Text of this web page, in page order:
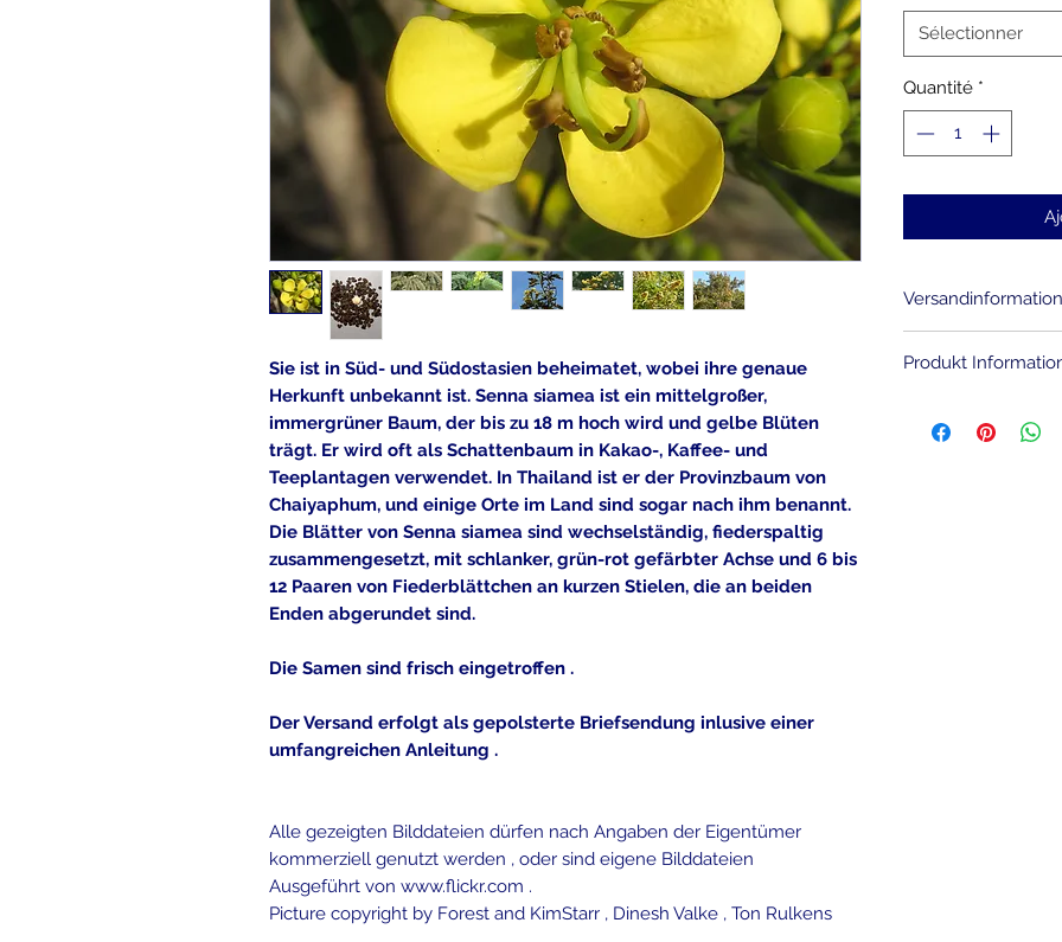
Sie ist in Süd- und Südostasien beheimatet, wobei ihre genaue
Herkunft unbekannt ist. Senna siamea ist ein mittelgroßer,
immergrüner Baum, der bis zu 18 m hoch wird und gelbe Blüten
trägt. Er wird oft als Schattenbaum in Kakao-, Kaffee- und
Teeplantagen verwendet. In Thailand ist er der Provinzbaum von
Chaiyaphum, und einige Orte im Land sind sogar nach ihm benannt.
Die Blätter von Senna siamea sind wechselständig, fiederspaltig
zusammengesetzt, mit schlanker, grün-rot gefärbter Achse und 6 bis
12 Paaren von Fiederblättchen an kurzen Stielen, die an beiden
Enden abgerundet sind.
Die Samen sind frisch eingetroffen .
Der Versand erfolgt als gepolsterte Briefsendung inlusive einer
umfangreichen Anleitung .
Alle gezeigten Bilddateien dürfen nach Angaben der Eigentümer
kommerziell genutzt werden , oder sind eigene Bilddateien
Ausgeführt von www.flickr.com .
Picture copyright by Forest and KimStarr , Dinesh Valke , Ton Rulkens
Sélectionner
Quantité *
Euro reale
. Die
Bei mehreren
Produkt
Thailand .